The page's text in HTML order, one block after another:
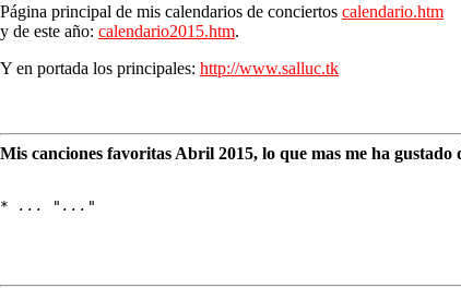
Página principal de mis calendarios de conciertos calendario.htm
y de este año: calendario2015.htm.
Y en portada los principales: http://www.salluc.tk
Mis canciones favoritas Abril 2015, lo que mas me ha gustado
* ... "..."